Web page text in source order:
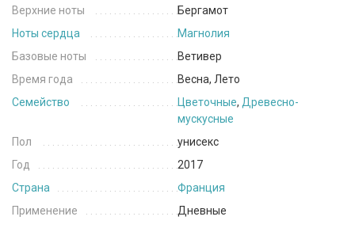
Верхние ноты
Бергамот
Ноты сердца
Магнолия
Базовые ноты
Ветивер
Время года
Весна, Лето
Семейство
Цветочные, Древесно-
мускусные
Пол
унисекс
Год
2017
Страна
Франция
Применение
Дневные